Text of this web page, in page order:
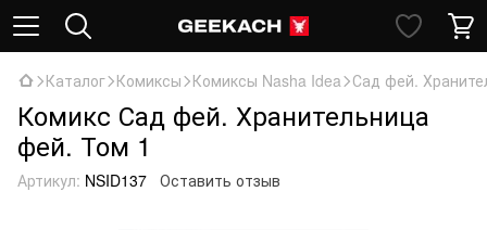
Каталог Комиксы Комиксы Nasha Idea Сад фей.
Комикс Сад фей. Хранительница
фей. Том 1
Артикул: NSID137 Оставить отзыв